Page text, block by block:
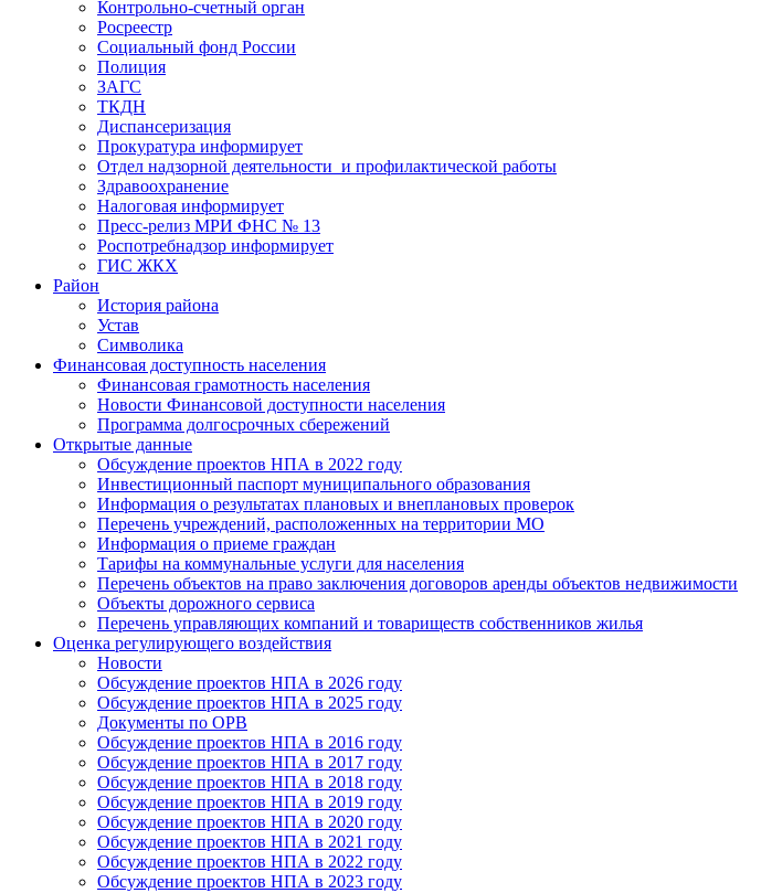
Контрольно-счетный орган
Росреестр
Социальный фонд России
Полиция
ЗАГС
ТКДН
Диспансеризация
Прокуратура информирует
Отдел надзорной деятельности и профилактической работы
Здравоохранение
Налоговая информирует
Пресс-релиз МРИ ФНС № 13
Роспотребнадзор информирует
ГИС ЖКХ
Район
История района
Устав
Символика
Финансовая доступность населения
Финансовая грамотность населения
Новости Финансовой доступности населения
Программа долгосрочных сбережений
Открытые данные
Обсуждение проектов НПА в 2022 году
Инвестиционный паспорт муниципального образования
Информация о результатах плановых и внеплановых проверок
Перечень учреждений, расположенных на территории МО
Информация о приеме граждан
Тарифы на коммунальные услуги для населения
Перечень объектов на право заключения договоров аренды объектов недвижимости
Объекты дорожного сервиса
Перечень управляющих компаний и товариществ собственников жилья
Оценка регулирующего воздействия
Новости
Обсуждение проектов НПА в 2026 году
Обсуждение проектов НПА в 2025 году
Документы по ОРВ
Обсуждение проектов НПА в 2016 году
Обсуждение проектов НПА в 2017 году
Обсуждение проектов НПА в 2018 году
Обсуждение проектов НПА в 2019 году
Обсуждение проектов НПА в 2020 году
Обсуждение проектов НПА в 2021 году
Обсуждение проектов НПА в 2022 году
Обсуждение проектов НПА в 2023 году